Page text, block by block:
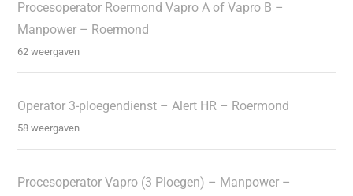
Procesoperator Roermond Vapro A of Vapro B –
Manpower – Roermond
62 weergaven
Operator 3-ploegendienst – Alert HR – Roermond
58 weergaven
Procesoperator Vapro (3 Ploegen) – Manpower –